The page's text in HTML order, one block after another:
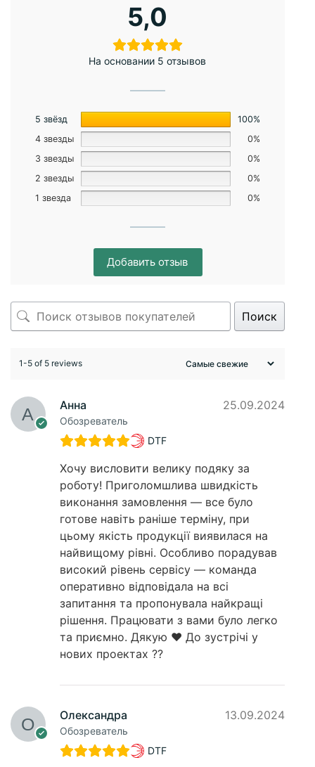
5,0
На основании 5 отзывов
5 звёзд
100%
4 звезды
0%
3 звезды
0%
2 звезды
0%
1 звезда
0%
Добавить отзыв
Поиск
1-5 of 5 reviews
Анна
Обозреватель
25.09.2024
DTF
Хочу висловити велику подяку за
роботу! Приголомшлива швидкість
виконання замовлення — все було
готове навіть раніше терміну, при
цьому якість продукції виявилася на
найвищому рівні. Особливо порадував
високий рівень сервісу — команда
оперативно відповідала на всі
запитання та пропонувала найкращі
рішення. Працювати з вами було легко
та приємно. Дякую ❤️ До зустрічі у
нових проектах ??
Олександра
Обозреватель
13.09.2024
DTF